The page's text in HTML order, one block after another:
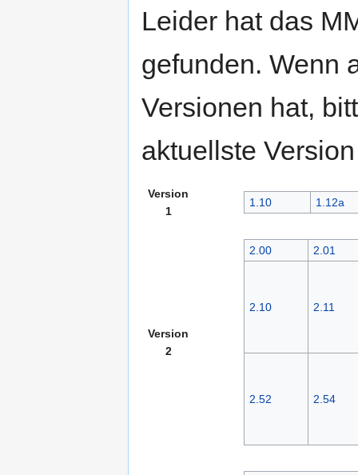
Leider hat das
gefunden. Wenn
Versionen hat,
aktuellste
Version
1
1.10 1.12a
Version
2
2.00 2.01
2.10 2.11
2.52 2.54